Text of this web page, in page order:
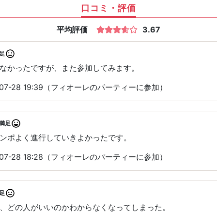
口コミ・評価
平均評価 3.67
かったですが、また参加してみます。
28 19:39（フィオーレのパーティーに参加）
足
ポよく進行していきよかったです。
28 18:28（フィオーレのパーティーに参加）
どの人がいいのかわからなくなってしまった。